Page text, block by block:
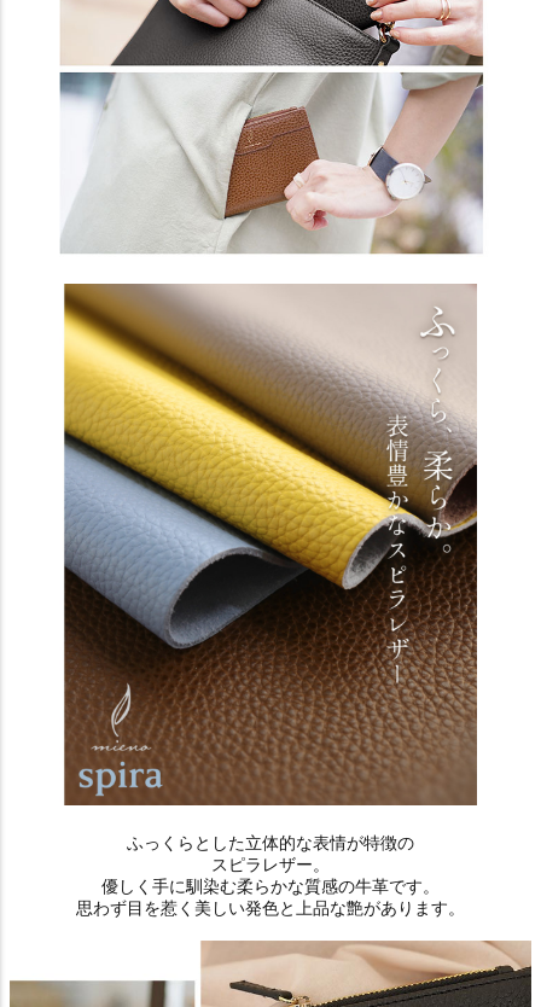
ふっくらとした立体的な表情が特徴の
スピラレザー。
優しく手に馴染む柔らかな質感の牛革です。
思わず目を惹く美しい発色と上品な艶があります。